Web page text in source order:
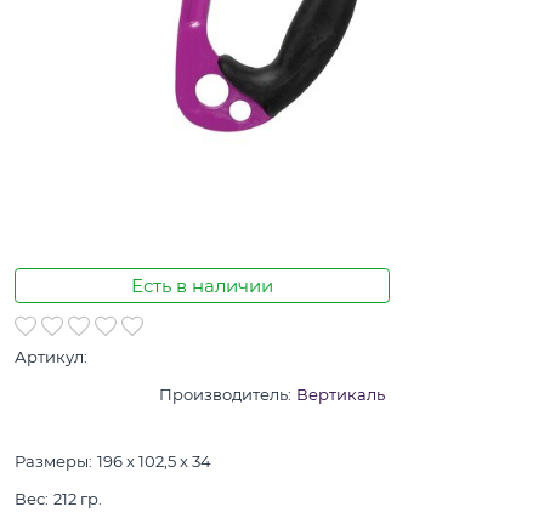
Есть в наличии
Артикул:
Производитель: Вертикаль
Размеры: 196 x 102,5 x 34
Вес: 212 гр.